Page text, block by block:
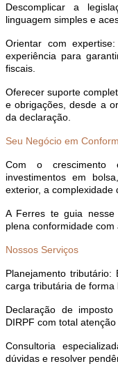
Descomplicar a
linguagem simples e
Orientar com
experiência para
fiscais.
Oferecer suporte
e obrigações, desde a
da declaração.
Seu Negócio em
Com o crescimento
investimentos em
exterior, a complexidade
A Ferres te guia nesse
plena conformidade com
Nossos Serviços
Planejamento
carga tributária de forma
Declaração de
DIRPF com total atenção
Consultoria
dúvidas e resolver